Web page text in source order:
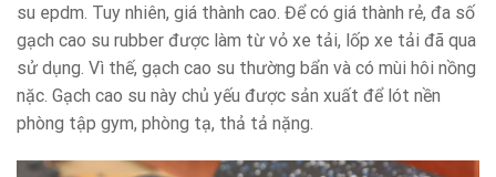
su epdm. Tuy nhiên, giá thành cao. Để có giá thành rẻ, đa số
gạch cao su rubber được làm từ vỏ xe tải, lốp xe tải đã qua
sử dụng. Vì thế, gạch cao su thường bẩn và có mùi hôi nồng
nặc. Gạch cao su này chủ yếu được sản xuất để lót nền
phòng tập gym, phòng tạ, thả tả nặng.